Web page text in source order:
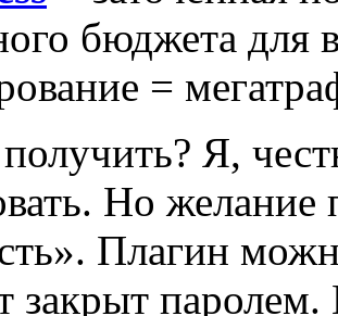
бюджета для
=
Я,
Но
Плагин
закрыт паролем.